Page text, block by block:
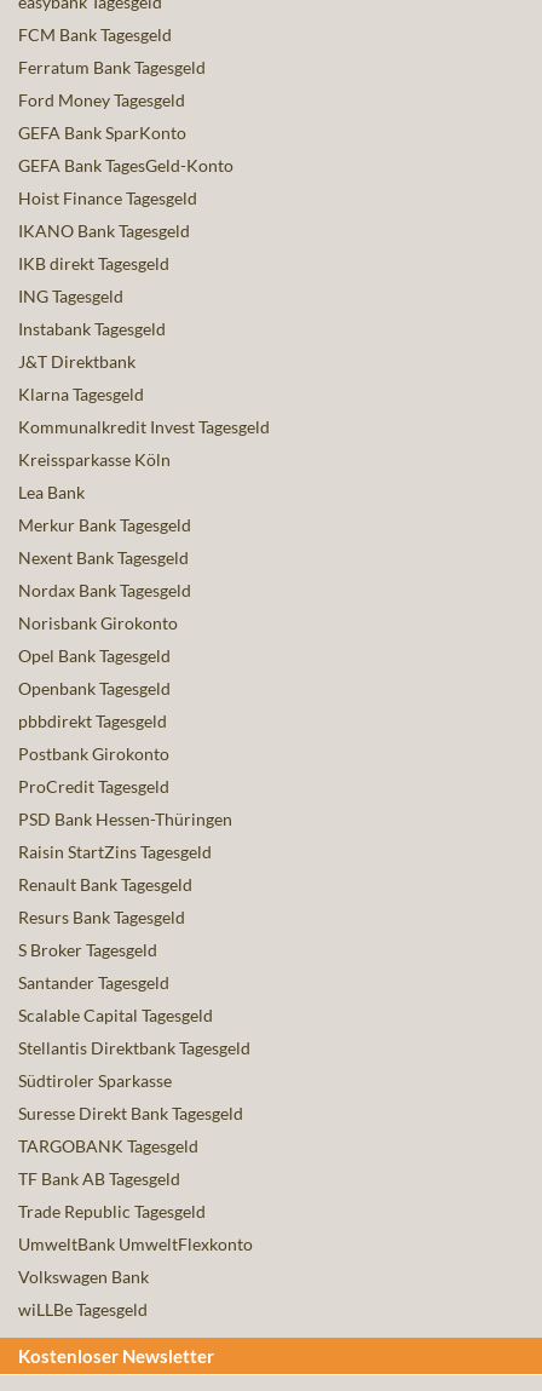
FCM Bank Tagesgeld
Ferratum Bank Tagesgeld
Ford Money Tagesgeld
GEFA Bank SparKonto
GEFA Bank TagesGeld-Konto
Hoist Finance Tagesgeld
IKANO Bank Tagesgeld
IKB direkt Tagesgeld
ING Tagesgeld
Instabank Tagesgeld
J&T Direktbank
Klarna Tagesgeld
Kommunalkredit Invest Tagesgeld
Kreissparkasse Köln
Lea Bank
Merkur Bank Tagesgeld
Nexent Bank Tagesgeld
Nordax Bank Tagesgeld
Norisbank Girokonto
Opel Bank Tagesgeld
Openbank Tagesgeld
pbbdirekt Tagesgeld
Postbank Girokonto
ProCredit Tagesgeld
PSD Bank Hessen-Thüringen
Raisin StartZins Tagesgeld
Renault Bank Tagesgeld
Resurs Bank Tagesgeld
S Broker Tagesgeld
Santander Tagesgeld
Scalable Capital Tagesgeld
Stellantis Direktbank Tagesgeld
Südtiroler Sparkasse
Suresse Direkt Bank Tagesgeld
TARGOBANK Tagesgeld
TF Bank AB Tagesgeld
Trade Republic Tagesgeld
UmweltBank UmweltFlexkonto
Volkswagen Bank
wiLLBe Tagesgeld
Kostenloser Newsletter